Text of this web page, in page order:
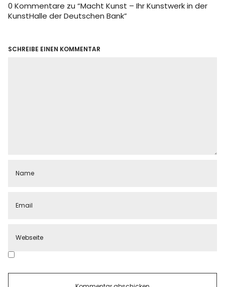
0 Kommentare zu “Macht Kunst – Ihr Kunstwerk in der
KunstHalle der Deutschen Bank”
SCHREIBE EINEN KOMMENTAR